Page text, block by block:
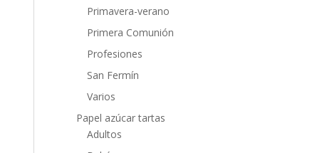
Primavera-verano
Primera Comunión
Profesiones
San Fermín
Varios
Papel azúcar tartas
Adultos